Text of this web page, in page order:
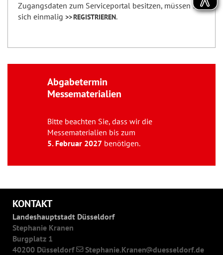
Zugangsdaten zum Serviceportal besitzen, müssen Sie
sich einmalig
REGISTRIEREN.
Abgabetermin
Messematerialien
Bitte beachten Sie, dass wir die
Messematerialien bis zum
5. Februar 2027 benötigen.
KONTAKT
Landeshauptstadt Düsseldorf
Stephanie Kranen
Burgplatz 1
40200 Düsseldorf
Stephanie.Kranen
duesseldorf.de